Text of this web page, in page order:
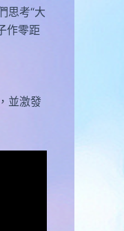
思考“大
作零距
並激發